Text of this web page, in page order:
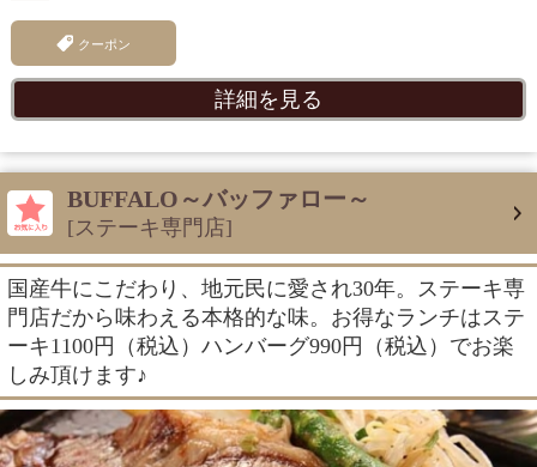
クーポン
詳細を見る
BUFFALO～バッファロー～
[ステーキ専門店]
国産牛にこだわり、地元民に愛され30年。ステーキ専
門店だから味わえる本格的な味。お得なランチはステ
ーキ1100円（税込）ハンバーグ990円（税込）でお楽
しみ頂けます♪